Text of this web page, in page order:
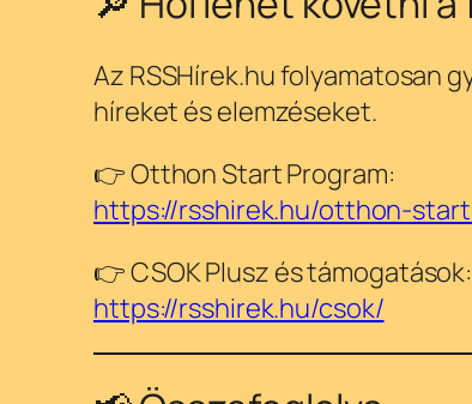
Az RSSHírek.hu folyamatosan
híreket és elemzéseket.
👉 Otthon Start Program:
https://rsshirek.hu/otthon-
👉 CSOK Plusz és támogatások:
https://rsshirek.hu/csok/